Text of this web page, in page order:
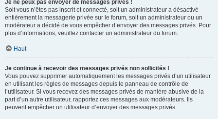
Je ne peux pas envoyer de messages privés !
Soit vous n’êtes pas inscrit et connecté, soit un administrateur a désactivé
entièrement la messagerie privée sur le forum, soit un administrateur ou un
modérateur a décidé de vous empêcher d’envoyer des messages privés. Pour
plus d’informations, veuillez contacter un administrateur du forum.
Haut
Je continue à recevoir des messages privés non sollicités !
Vous pouvez supprimer automatiquement les messages privés d’un utilisateur
en utilisant les règles de messages depuis le panneau de contrôle de
l’utilisateur. Si vous recevez des messages privés de manière abusive de la
part d’un autre utilisateur, rapportez ces messages aux modérateurs. Ils
peuvent empêcher un utilisateur d’envoyer des messages privés.